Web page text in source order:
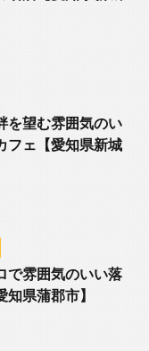
を望む雰囲気のい
フェ【愛知県新城
で雰囲気のいい落
県蒲郡市】